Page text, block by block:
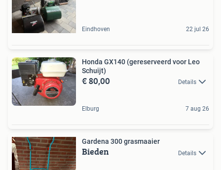
Eindhoven 22 jul 26
Honda GX140 (gereserveerd voor Leo
Schuijt)
€ 80,00 Details
Elburg 7 aug 26
Gardena 300 grasmaaier
Bieden Details